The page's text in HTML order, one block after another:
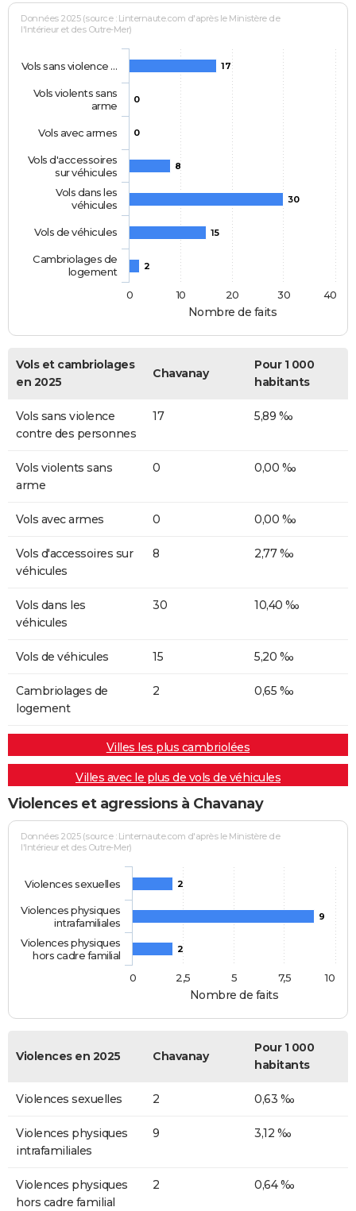
Nombre de faits
Données 2025 (source : Linternaute.com d'après le Ministère de
l'Intérieur et des Outre-Mer)
17
0
0
8
30
15
2
Vols sans violence …
Vols violents sans
arme
Vols avec armes
Vols d'accessoires
sur véhicules
Vols dans les
véhicules
Vols de véhicules
Cambriolages de
logement
0
10 20 30 40
Vols et cambriolages
en 2025
Chavanay
Pour 1 000
habitants
Vols sans violence
contre des personnes
17 5,89 ‰
Vols violents sans
arme
0 0,00 ‰
Vols avec armes 0 0,00 ‰
Vols d'accessoires sur
véhicules
8 2,77 ‰
Vols dans les
véhicules
30 10,40 ‰
Vols de véhicules 15 5,20 ‰
Cambriolages de
logement
2 0,65 ‰
Villes les plus cambriolées
Villes avec le plus de vols de véhicules
Violences et agressions à Chavanay
Nombre de faits
Données 2025 (source : Linternaute.com d'après le Ministère de
l'Intérieur et des Outre-Mer)
2
9
2
Violences sexuelles
Violences physiques
intrafamiliales
Violences physiques
hors cadre familial
0
10
2,5 5 7,5
Violences en 2025 Chavanay
Pour 1 000
habitants
Violences sexuelles 2 0,63 ‰
Violences physiques
intrafamiliales
9 3,12 ‰
Violences physiques
hors cadre familial
2 0,64 ‰